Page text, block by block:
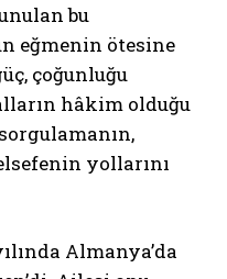
bu
eğmenin ötesine
çoğunluğu
hâkim olduğu
yollarını
Almanya’da